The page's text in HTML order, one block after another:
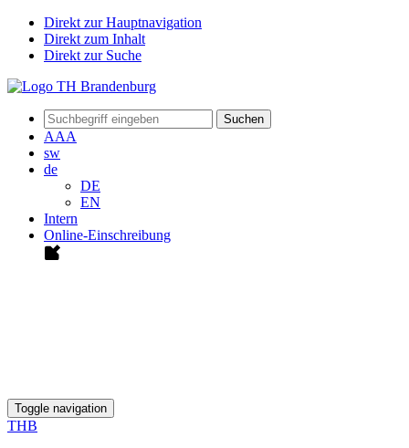
Direkt zur Hauptnavigation
Direkt zum Inhalt
Direkt zur Suche
Suchen
AAA
sw
de
DE
EN
Intern
Online-Einschreibung
Toggle navigation
THB